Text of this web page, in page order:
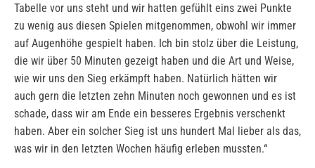
Tabelle vor uns steht und wir hatten gefühlt eins zwei Punkte
zu wenig aus diesen Spielen mitgenommen, obwohl wir immer
auf Augenhöhe gespielt haben. Ich bin stolz über die Leistung,
die wir über 50 Minuten gezeigt haben und die Art und Weise,
wie wir uns den Sieg erkämpft haben. Natürlich hätten wir
auch gern die letzten zehn Minuten noch gewonnen und es ist
schade, dass wir am Ende ein besseres Ergebnis verschenkt
haben. Aber ein solcher Sieg ist uns hundert Mal lieber als das,
was wir in den letzten Wochen häufig erleben mussten.“